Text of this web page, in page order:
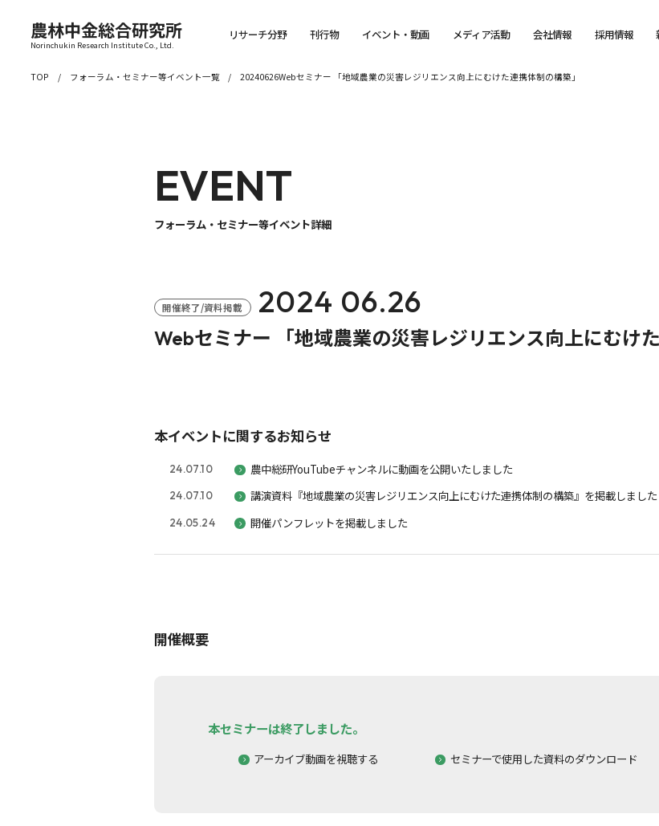
農林中金総合研究所
Norinchukin Research Institute Co., Ltd.
リサーチ分野 刊行物 イベント・動画 メディア活動 会社情報 採用情報
TOP フォーラム・セミナー等イベント一覧 20240626Webセミナー 「地域農業の災害レジリエンス向上にむけた連携体制の構築」
EVENT
フォーラム・セミナー等イベント詳細
開催終了/資料掲載 2024 06.26
Webセミナー 「地域農業の災害レジリエンス向上にむけ
本イベントに関するお知らせ
24.07.10 農中総研YouTubeチャンネルに動画を公開いたしました
24.07.10 講演資料『地域農業の災害レジリエンス向上にむけた連携体制の構築』を掲載しました
24.05.24 開催パンフレットを掲載しました
開催概要
本セミナーは終了しました。
アーカイブ動画を視聴する セミナーで使用した資料のダウンロード